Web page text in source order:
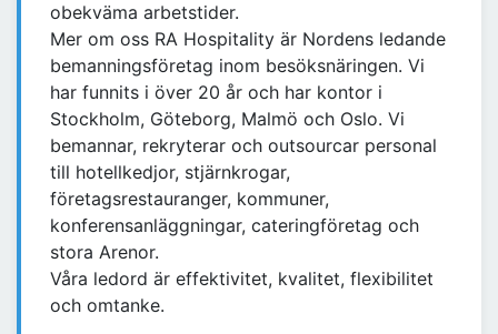
obekväma arbetstider.
Mer om oss RA Hospitality är Nordens ledande
bemanningsföretag inom besöksnäringen. Vi
har funnits i över 20 år och har kontor i
Stockholm, Göteborg, Malmö och Oslo. Vi
bemannar, rekryterar och outsourcar personal
till hotellkedjor, stjärnkrogar,
företagsrestauranger, kommuner,
konferensanläggningar, cateringföretag och
stora Arenor.
Våra ledord är effektivitet, kvalitet, flexibilitet
och omtanke.